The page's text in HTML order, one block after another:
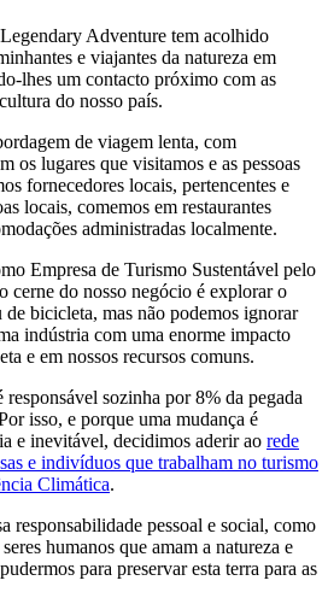
Adventure tem acolhido
e viajantes da natureza em
lhes um contacto próximo com as
do nosso país.
de viagem lenta, com
os lugares que visitamos e as pessoas
fornecedores locais, pertencentes e
locais, comemos em restaurantes
administradas localmente.
Empresa de Turismo Sustentável pelo
cerne do nosso negócio é explorar o
de bicicleta, mas não podemos ignorar
indústria com uma enorme impacto
e em nossos recursos comuns.
sozinha por 8% da pegada
isso, e porque uma mudança é
e inevitável, decidimos aderir ao rede
e indivíduos que trabalham no turismo
Climática.
responsabilidade pessoal e social, como
humanos que amam a natureza e
para preservar esta terra para as